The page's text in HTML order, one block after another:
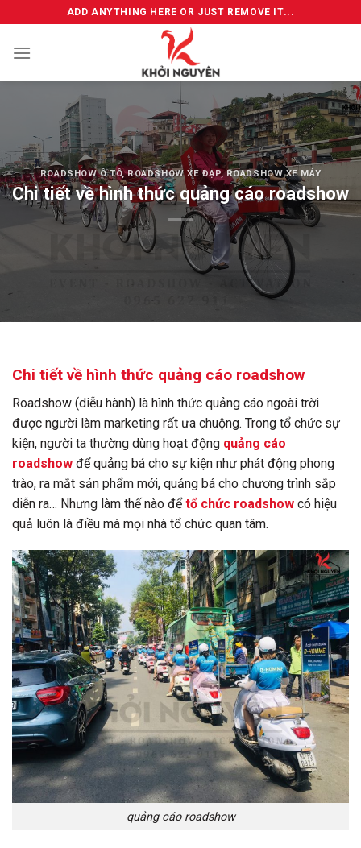
to
content
ADD ANYTHING HERE OR JUST REMOVE IT...
ROADSHOW Ô TÔ,ROADSHOW XE ĐẠP,ROADSHOW XE MÁY
Chi tiết về hình thức quảng cáo roadshow
Chi tiết về hình thức quảng cáo roadshow
Roadshow (diễu hành) là hình thức quảng cáo ngoài trời
được người làm marketing rất ưa chuộng. Trong tổ chức sự
kiện, người ta thường dùng hoạt động quảng cáo
roadshow để quảng bá cho sự kiện như phát động phong
trào, ra mắt sản phẩm mới, quảng bá cho chương trình sắp
diễn ra… Nhưng làm thế nào để tổ chức roadshow có hiệu
quả luôn là điều mà mọi nhà tổ chức quan tâm.
quảng cáo roadshow